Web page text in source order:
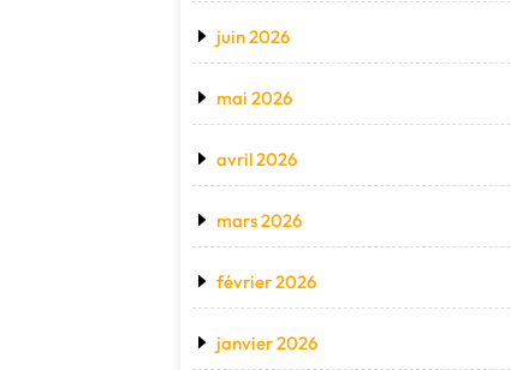
juin 2026
mai 2026
avril 2026
mars 2026
février 2026
janvier 2026